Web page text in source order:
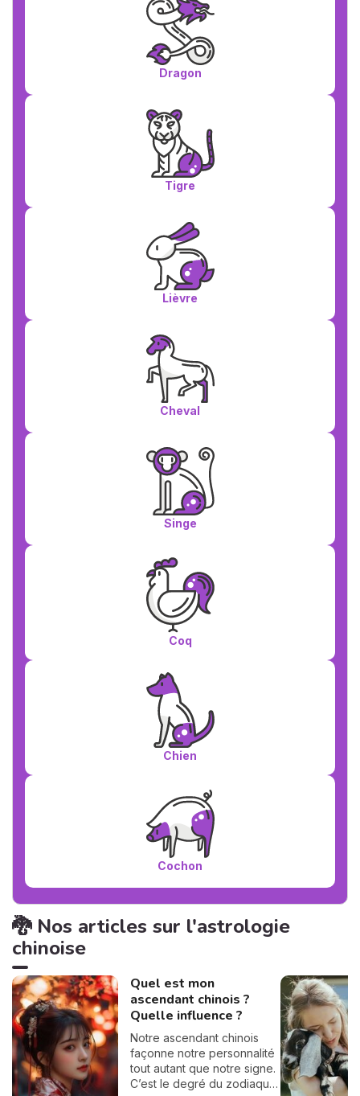
Dragon
Tigre
Lièvre
Cheval
Singe
Coq
Chien
Cochon
🐉 Nos articles sur l'astrologie
chinoise
Quel est mon
ascendant chinois ?
Quelle influence ?
Notre ascendant chinois
façonne notre personnalité
tout autant que notre signe.
C’est le degré du zodiaque